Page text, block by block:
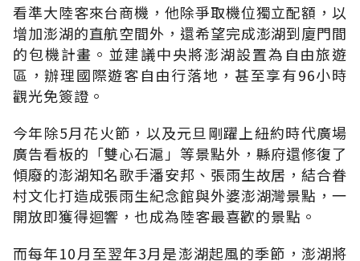
看準大陸客來台商機，他除爭取機位獨立配額，以
增加澎湖的直航空間外，還希望完成澎湖到廈門間
的包機計畫。並建議中央將澎湖設置為自由旅遊
區，辦理國際遊客自由行落地，甚至享有96小時
觀光免簽證。
今年除5月花火節，以及元旦剛躍上紐約時代廣場
廣告看板的「雙心石滬」等景點外，縣府還修復了
傾廢的澎湖知名歌手潘安邦、張雨生故居，結合眷
村文化打造成張雨生紀念館與外婆澎湖灣景點，一
開放即獲得迴響，也成為陸客最喜歡的景點。
而每年10月至翌年3月是澎湖起風的季節，澎湖將